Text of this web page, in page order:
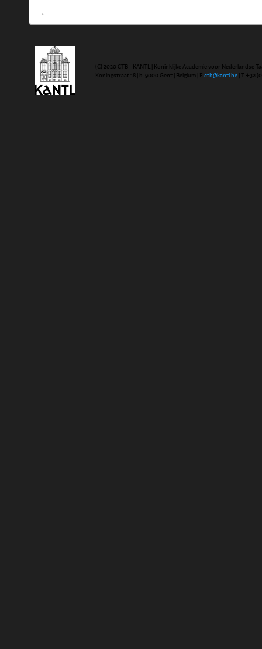
(C) 2020 CTB - KANTL | Koninklijke Academie voor Nederlandse
Koningstraat 18 | b-9000 Gent | Belgium | E ctb@kantl.be | T +32